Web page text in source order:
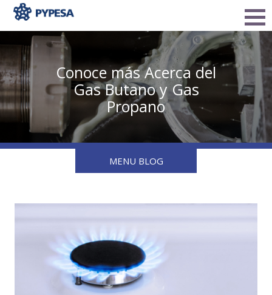
Conoce más Acerca del
Gas Butano y Gas
Propano
MENU BLOG